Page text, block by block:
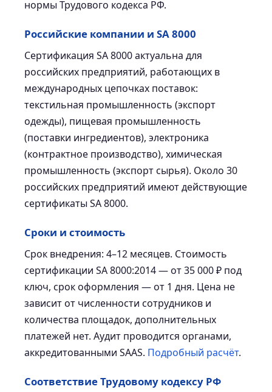
нормы Трудового кодекса РФ.
Российские компании и SA 8000
Сертификация SA 8000 актуальна для
российских предприятий, работающих в
международных цепочках поставок:
текстильная промышленность (экспорт
одежды), пищевая промышленность
(поставки ингредиентов), электроника
(контрактное производство), химическая
промышленность (экспорт сырья). Около 30
российских предприятий имеют действующие
сертификаты SA 8000.
Сроки и стоимость
Срок внедрения: 4–12 месяцев. Стоимость
сертификации SA 8000:2014 — от 35 000 ₽ под
ключ, срок оформления — от 1 дня. Цена не
зависит от численности сотрудников и
количества площадок, дополнительных
платежей нет. Аудит проводится органами,
аккредитованными SAAS. Подробный расчёт.
Соответствие Трудовому кодексу РФ